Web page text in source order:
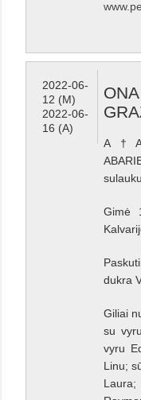
2022-06-
12 (M)
2022-06-
16 (A)
A†A
Gimė
dukra
Giliai
su
vyru
Linu;